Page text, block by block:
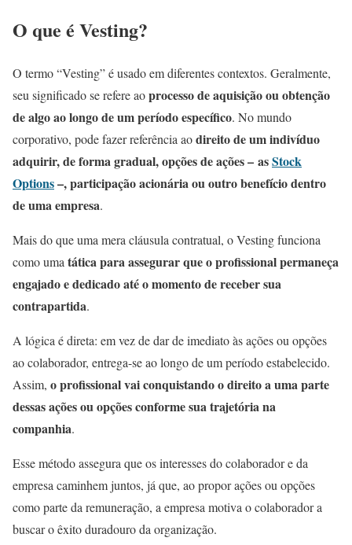
O que é Vesting?
O termo “Vesting” é usado em diferentes contextos. Geralmente,
seu significado se refere aoprocesso de aquisição ou obtenção
de algo ao longo de um período específico. No mundo
corporativo, pode fazer referência aodireito de um indivíduo
adquirir, de forma gradual, opções de ações – asStock
Options–, participação acionária ou outro benefício dentro
de uma empresa.
Mais do que uma mera cláusula contratual, o Vesting funciona
como uma tática para assegurar que o profissional permaneça
engajado e dedicado até o momento de receber sua
contrapartida.
A lógica é direta: em vez de dar de imediato às ações ou opções
ao colaborador, entrega-se ao longo de um período estabelecido.
Assim, o profissional vai conquistando o direito a uma parte
dessas ações ou opções conforme sua trajetória na
companhia.
Esse método assegura que os interesses do colaborador e da
empresa caminhem juntos, já que, ao propor ações ou opções
como parte da remuneração, a empresa motiva o colaborador a
buscar o êxito duradouro da organização.